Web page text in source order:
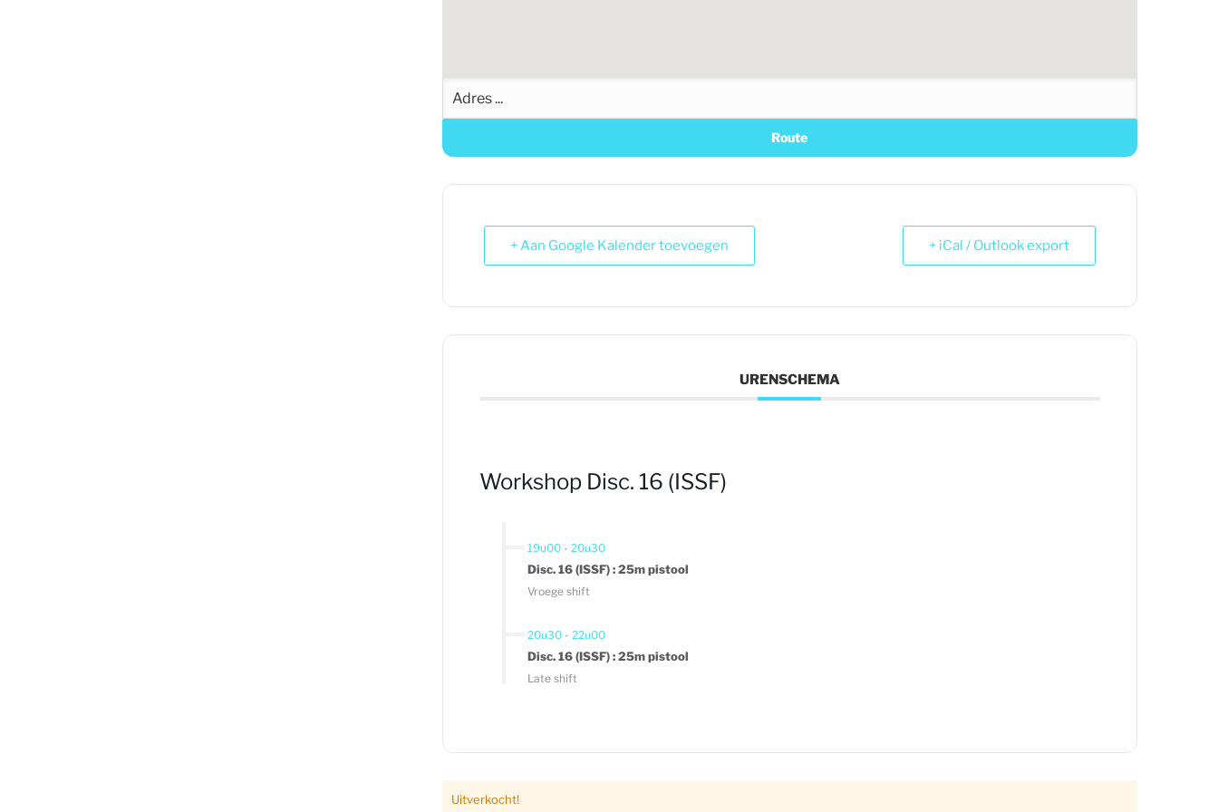
+ Aan Google Kalender toevoegen + iCal / Outlook export
URENSCHEMA
Workshop Disc. 16 (ISSF)
19u00- 20u30
Disc. 16 (ISSF) : 25m pistool
Vroege shift
20u30- 22u00
Disc. 16 (ISSF) : 25m pistool
Late shift
Uitverkocht!